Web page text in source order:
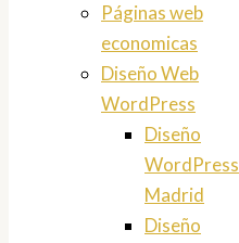
Páginas web
economicas
Diseño Web
WordPress
Diseño
WordPress
Madrid
Diseño